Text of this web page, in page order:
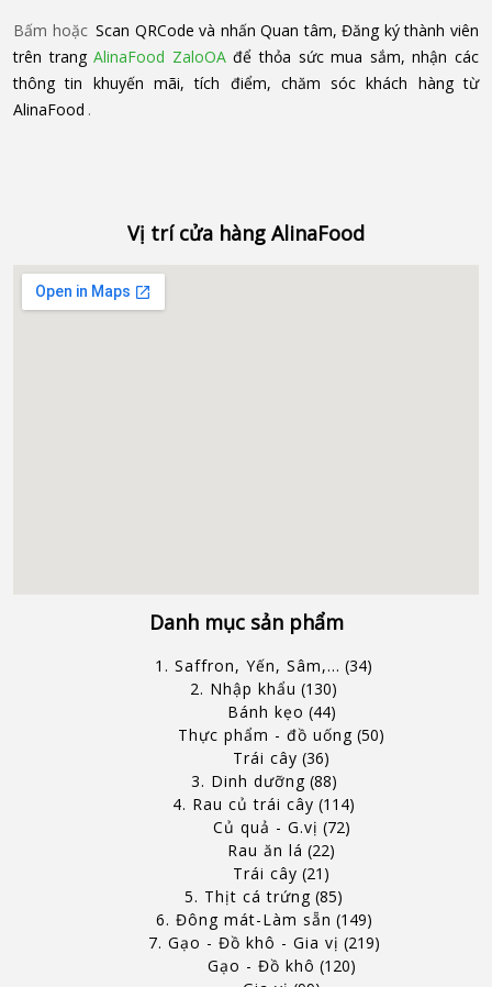
Bấm hoặc Scan QRCode và nhấn Quan tâm, Đăng ký thành viên
trên trangAlinaFood ZaloOAđể thỏa sức mua sắm, nhận các
thông tin khuyến mãi, tích điểm, chăm sóc khách hàng từ
AlinaFood .
Vị trí cửa hàng AlinaFood
Danh mục sản phẩm
1. Saffron, Yến, Sâm,... 34
2. Nhập khẩu 130
Bánh kẹo 44
Thực phẩm - đồ uống 50
Trái cây 36
3. Dinh dưỡng 88
4. Rau củ trái cây 114
Củ quả - G.vị 72
Rau ăn lá 22
Trái cây 21
5. Thịt cá trứng 85
6. Đông mát-Làm sẵn 149
7. Gạo - Đồ khô - Gia vị 219
Gạo - Đồ khô 120